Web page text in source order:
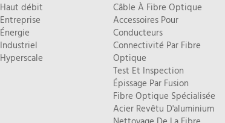
Haut débit
Entreprise
Énergie
Industriel
Hyperscale
Câble À Fibre Optique
Accessoires Pour
Conducteurs
Connectivité Par Fibre
Optique
Test Et Inspection
Épissage Par Fusion
Fibre Optique Spécialisée
Acier Revêtu D'aluminium